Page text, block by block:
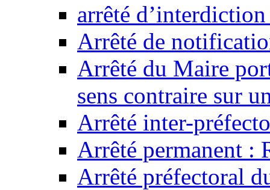
arrêté
Arrêté de
Arrêté du Maire
sens contraire sur
Arrêté inter-
Arrêté permanent :
Arrêté préfectoral